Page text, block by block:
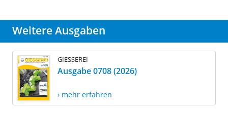
Weitere Ausgaben
GIESSEREI
Ausgabe 0708 (2026)
› mehr erfahren